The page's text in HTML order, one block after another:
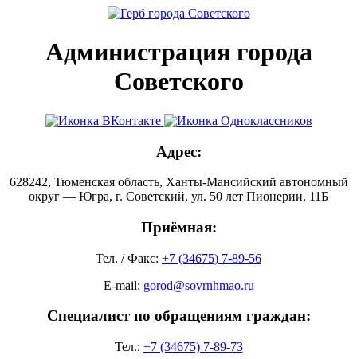
Администрация города
Советского
Адрес:
628242, Тюменская область, Ханты-Мансийский автономный
округ — Югра, г. Советский, ул. 50 лет Пионерии, 11Б
Приёмная:
Тел. / Факс: +7 (34675) 7-89-56
E-mail: gorod@sovrnhmao.ru
Специалист по обращениям граждан:
Тел.: +7 (34675) 7-89-73